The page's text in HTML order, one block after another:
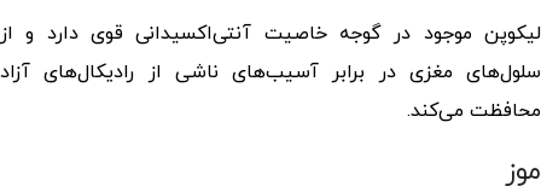
لیکوپن موجود در گوجه خاصیت آنتی‌اکسیدانی قوی دارد و از
سلول‌های مغزی در برابر آسیب‌های ناشی از رادیکال‌های آزاد
محافظت می‌کند.
موز